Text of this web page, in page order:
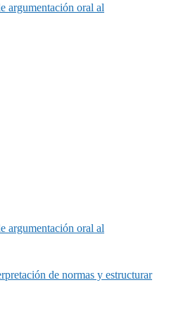
argumentación oral al